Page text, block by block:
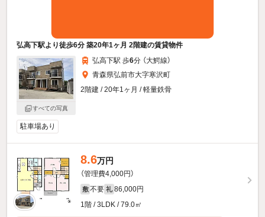
弘高下駅より徒歩6分 築20年1ヶ月 2階建の賃貸物件
すべての写真
弘高下駅 歩6分 （大鰐線）
青森県弘前市大字寒沢町
2階建 / 20年1ヶ月 / 軽量鉄骨
駐車場あり
8.6万円
（管理費4,000円）
敷 不要 礼 86,000円
1階 / 3LDK / 79.0㎡